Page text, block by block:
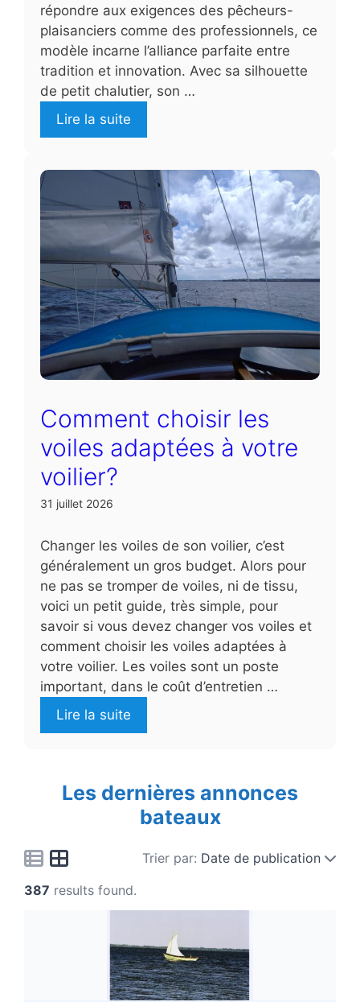
répondre aux exigences des pêcheurs-
plaisanciers comme des professionnels, ce
modèle incarne l’alliance parfaite entre
tradition et innovation. Avec sa silhouette
de petit chalutier, son …
Lire la suite
Comment choisir les
voiles adaptées à votre
voilier?
31 juillet 2026
Changer les voiles de son voilier, c’est
généralement un gros budget. Alors pour
ne pas se tromper de voiles, ni de tissu,
voici un petit guide, très simple, pour
savoir si vous devez changer vos voiles et
comment choisir les voiles adaptées à
votre voilier. Les voiles sont un poste
important, dans le coût d’entretien …
Lire la suite
Les dernières annonces
bateaux
Trier par: Date de publication
387 results found.